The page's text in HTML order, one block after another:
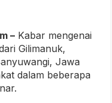
– Kabar mengenai
Gilimanuk,
Jawa
dalam beberapa